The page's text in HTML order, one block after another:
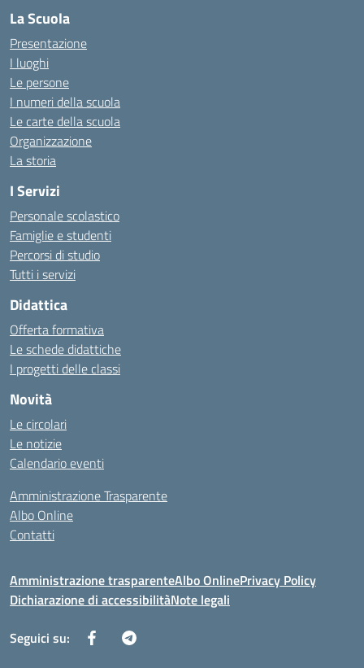
La Scuola
Presentazione
I luoghi
Le persone
I numeri della scuola
Le carte della scuola
Organizzazione
La storia
I Servizi
Personale scolastico
Famiglie e studenti
Percorsi di studio
Tutti i servizi
Didattica
Offerta formativa
Le schede didattiche
I progetti delle classi
Novità
Le circolari
Le notizie
Calendario eventi
Amministrazione Trasparente
Albo Online
Contatti
Amministrazione trasparenteAlbo OnlinePrivacy Policy
Dichiarazione di accessibilitàNote legali
Seguici su: